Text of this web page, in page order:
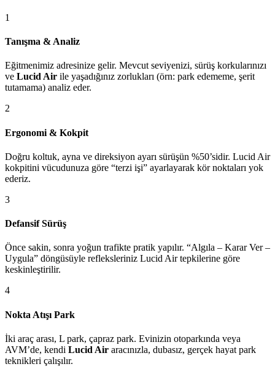
1
Tanışma & Analiz
Eğitmenimiz adresinize gelir. Mevcut seviyenizi, sürüş korkularınızı
ve Lucid Air ile yaşadığınız zorlukları (örn: park edememe, şerit
tutamama) analiz eder.
2
Ergonomi & Kokpit
Doğru koltuk, ayna ve direksiyon ayarı sürüşün %50’sidir. Lucid Air
kokpitini vücudunuza göre “terzi işi” ayarlayarak kör noktaları yok
ederiz.
3
Defansif Sürüş
Önce sakin, sonra yoğun trafikte pratik yapılır. “Algıla – Karar Ver –
Uygula” döngüsüyle refleksleriniz Lucid Air tepkilerine göre
keskinleştirilir.
4
Nokta Atışı Park
İki araç arası, L park, çapraz park. Evinizin otoparkında veya
AVM’de, kendi Lucid Air aracınızla, dubasız, gerçek hayat park
teknikleri çalışılır.